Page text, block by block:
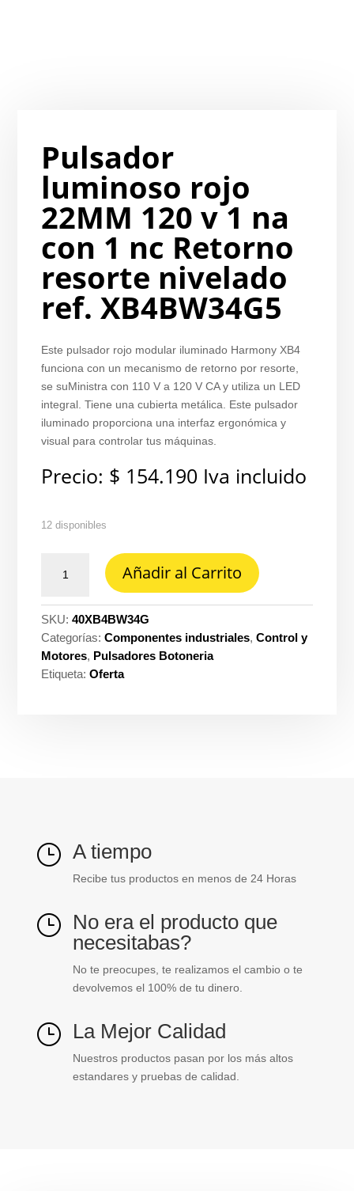
Pulsador
luminoso rojo
22MM 120 v 1 na
con 1 nc Retorno
resorte nivelado
ref. XB4BW34G5
Este pulsador rojo modular iluminado Harmony XB4
funciona con un mecanismo de retorno por resorte,
se suMinistra con 110 V a 120 V CA y utiliza un LED
integral. Tiene una cubierta metálica. Este pulsador
iluminado proporciona una interfaz ergonómica y
visual para controlar tus máquinas.
Precio: $ 154.190 Iva incluido
12 disponibles
luminoso
22MM
120
v
1
cantidad
Añadir al Carrito
SKU:40XB4BW34G
Categorías:Componentes industriales,Control y
Motores, Pulsadores Botoneria
Etiqueta:Oferta
} A tiempo
Recibe tus productos en menos de 24 Horas
} No era el producto que
necesitabas?
No te preocupes, te realizamos el cambio o te
devolvemos el 100% de tu dinero.
} La Mejor Calidad
Nuestros productos pasan por los más altos
estandares y pruebas de calidad.